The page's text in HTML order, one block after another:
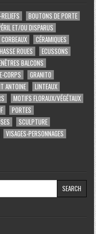
BOUTONS DE PORTE
ET/OU DISPARUS
CORBEAUX
CÉRAMIQUES
ROUES
ECUSSONS
BALCONS
CORPS
GRANITO
ANTOINE
LINTEAUX
MOTIFS FLORAUX/VÉGÉTAUX
PORTES
SCULPTURE
VISAGES-PERSONNAGES